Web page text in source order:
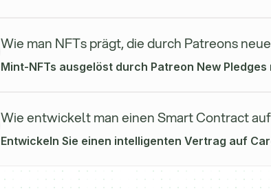
Wie man NFTs prägt, die durch Patreons
Mint-NFTs ausgelöst durch Patreon New Pledges
Wie entwickelt man einen Smart Contract
Entwickeln Sie einen intelligenten Vertrag auf